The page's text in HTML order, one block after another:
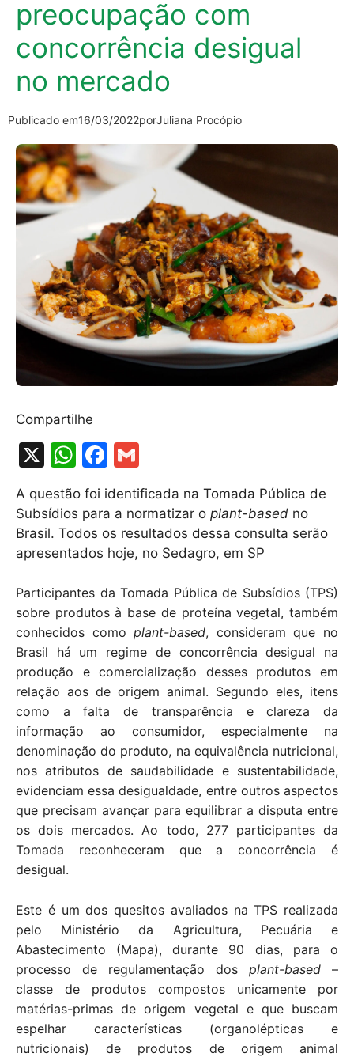
preocupação com
concorrência desigual
no mercado
Publicado em16/03/2022porJuliana Procópio
Compartilhe
X
W
h
at
s
A
p
p
F
a
c
e
b
o
o
k
m
ai
l
A questão foi identificada na Tomada Pública de
Subsídios para a normatizar o plant-based no
Brasil. Todos os resultados dessa consulta serão
apresentados hoje, no Sedagro, em SP
Participantes da Tomada Pública de Subsídios (TPS)
sobre produtos à base de proteína vegetal, também
conhecidos comoplant-based, consideram que no
Brasil há um regime de concorrência desigual na
produção e comercialização desses produtos em
relação aos de origem animal. Segundo eles, itens
como a falta de transparência e clareza da
informação ao consumidor, especialmente na
denominação do produto, na equivalência nutricional,
nos atributos de saudabilidade e sustentabilidade,
evidenciam essa desigualdade, entre outros aspectos
que precisam avançar para equilibrar a disputa entre
os dois mercados. Ao todo, 277 participantes da
Tomada reconheceram que a concorrência é
desigual.
Este é um dos quesitos avaliados na TPS realizada
pelo Ministério da Agricultura, Pecuária e
Abastecimento (Mapa), durante 90 dias, para o
processo de regulamentação dos plant-based –
classe de produtos compostos unicamente por
matérias-primas de origem vegetal e que buscam
espelhar características (organolépticas e
nutricionais) de produtos de origem animal